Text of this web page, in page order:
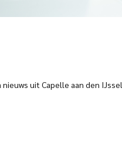
nieuws uit Capelle aan den IJssel